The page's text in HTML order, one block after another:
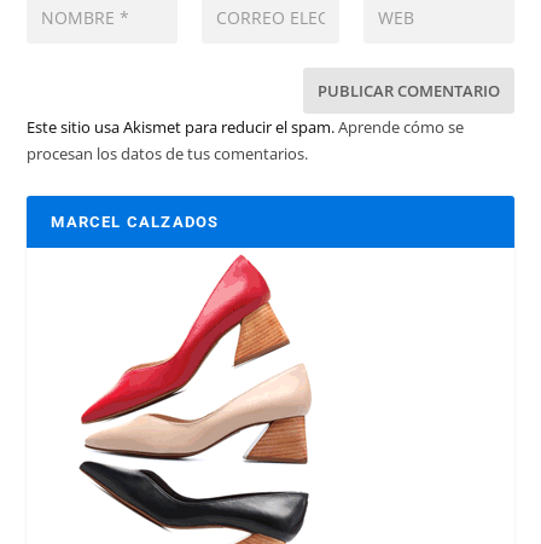
Este sitio usa Akismet para reducir el spam.Aprende cómo se
procesan los datos de tus comentarios.
MARCEL CALZADOS